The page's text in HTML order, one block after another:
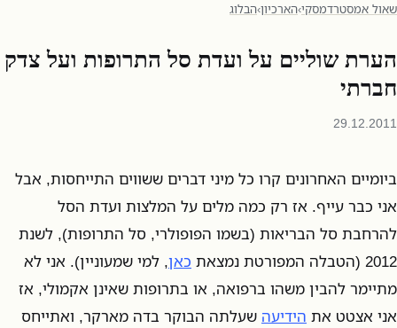
שאול אמסטרדמסקי›הארכיון›הבלוג
הערת שוליים על ועדת סל התרופות ועל צדק
חברתי
29.12.2011
ביומיים האחרונים קרו כל מיני דברים ששווים התייחסות, אבל
אני כבר עייף. אז רק כמה מלים על המלצות ועדת הסל
להרחבת סל הבריאות (בשמו הפופולרי, סל התרופות), לשנת
2012 (הטבלה המפורטת נמצאת
כאן, למי שמעוניין). אני לא
מתיימר להבין משהו ברפואה, או בתרופות שאינן אקמולי, אז
אני אצטט את הידיעה שעלתה הבוקר בדה מארקר, ואתייחס